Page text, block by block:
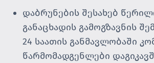
დაბრუნების შესახებ
განაცხადის გამოგზავნის
24 საათის განმავლობაში
წარმომადგენლები